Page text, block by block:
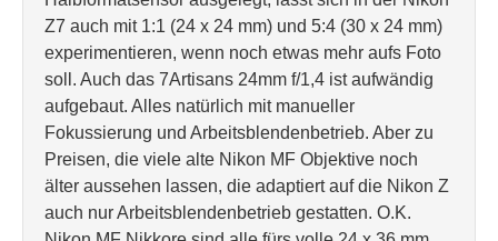
Z7 auch mit 1:1 (24 x 24 mm) und 5:4 (30 x 24 mm)
experimentieren, wenn noch etwas mehr aufs Foto
soll. Auch das 7Artisans 24mm f/1,4 ist aufwändig
aufgebaut. Alles natürlich mit manueller
Fokussierung und Arbeitsblendenbetrieb. Aber zu
Preisen, die viele alte Nikon MF Objektive noch
älter aussehen lassen, die adaptiert auf die Nikon Z
auch nur Arbeitsblendenbetrieb gestatten. O.K.